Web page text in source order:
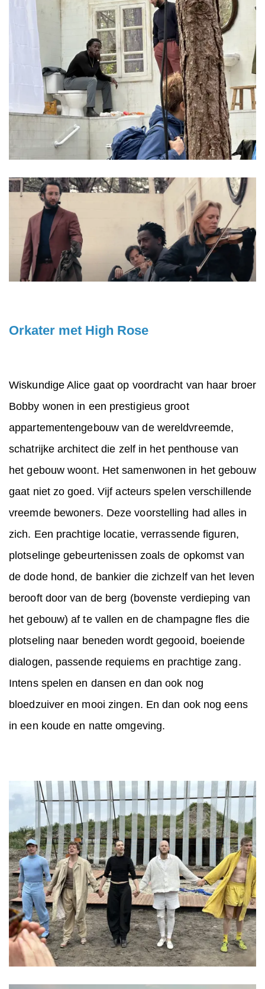
Orkater met High Rose
Wiskundige Alice gaat op voordracht van haar broer
Bobby wonen in een prestigieus groot
appartementengebouw van de wereldvreemde,
schatrijke architect die zelf in het penthouse van
het gebouw woont. Het samenwonen in het gebouw
gaat niet zo goed. Vijf acteurs spelen verschillende
vreemde bewoners. Deze voorstelling had alles in
zich. Een prachtige locatie, verrassende figuren,
plotselinge gebeurtenissen zoals de opkomst van
de dode hond, de bankier die zichzelf van het leven
berooft door van de berg (bovenste verdieping van
het gebouw) af te vallen en de champagne fles die
plotseling naar beneden wordt gegooid, boeiende
dialogen, passende requiems en prachtige zang.
Intens spelen en dansen en dan ook nog
bloedzuiver en mooi zingen. En dan ook nog eens
in een koude en natte omgeving.